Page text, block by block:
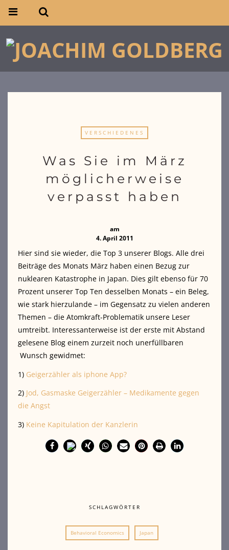
VERSCHIEDENES
Was Sie im März
möglicherweise
verpasst haben
am
4. April 2011
Hier sind sie wieder, die Top 3 unserer Blogs. Alle drei
Beiträge des Monats März haben einen Bezug zur
nuklearen Katastrophe in Japan. Dies gilt ebenso für 70
Prozent unserer Top Ten desselben Monats – ein Beleg,
wie stark hierzulande – im Gegensatz zu vielen anderen
Themen – die Atomkraft-Problematik unsere Leser
umtreibt. Interessanterweise ist der erste mit Abstand
gelesene Blog einem zurzeit noch unerfüllbaren
Wunsch gewidmet:
1) Geigerzähler als iphone App?
2) Jod, Gasmaske Geigerzähler – Medikamente gegen
die Angst
3) Keine Kapitulation der Kanzlerin
SCHLAGWÖRTER
Behavioral Economics Japan